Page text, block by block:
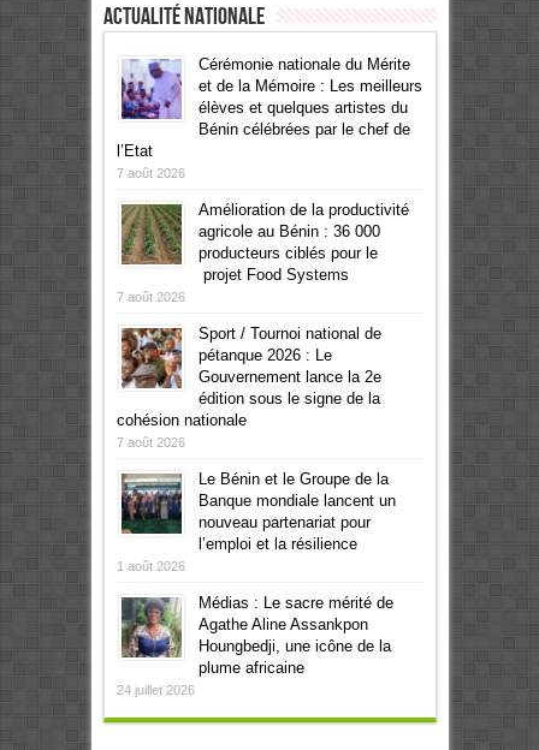
Actualité Nationale
Cérémonie nationale du Mérite
et de la Mémoire : Les meilleurs
élèves et quelques artistes du
Bénin célébrées par le chef de
l’Etat
7 août 2026
Amélioration de la productivité
agricole au Bénin : 36 000
producteurs ciblés pour le
projet Food Systems
7 août 2026
Sport / Tournoi national de
pétanque 2026 : Le
Gouvernement lance la 2e
édition sous le signe de la
cohésion nationale
7 août 2026
Le Bénin et le Groupe de la
Banque mondiale lancent un
nouveau partenariat pour
l’emploi et la résilience
1 août 2026
Médias : Le sacre mérité de
Agathe Aline Assankpon
Houngbedji, une icône de la
plume africaine
24 juillet 2026